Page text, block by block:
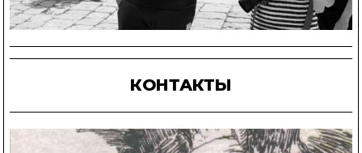
КОНТАКТЫ